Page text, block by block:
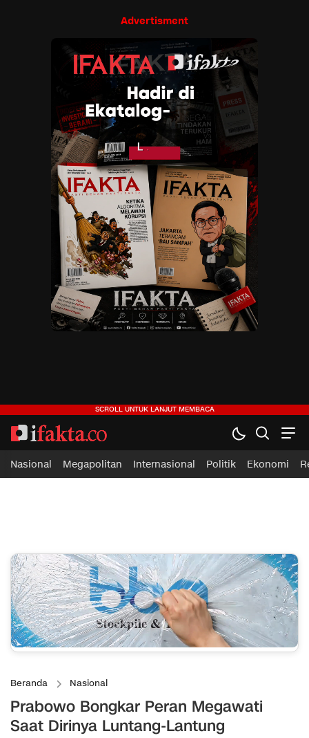
Advertisment
Nasional Megapolitan Internasional Politik Ekonomi
Beranda Nasional
Prabowo Bongkar Peran Megawati
Saat Dirinya Luntang-Lantung